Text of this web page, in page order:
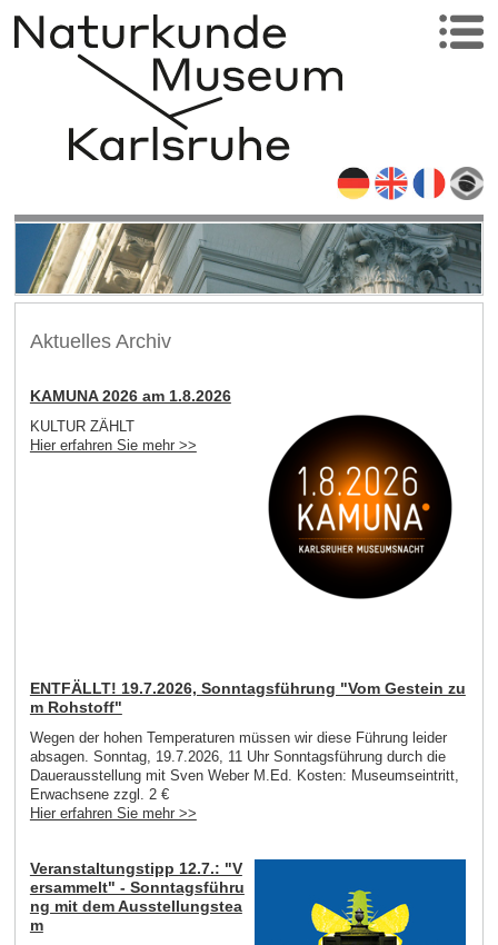
Aktuelles Archiv
KAMUNA 2026 am 1.8.2026
KULTUR ZÄHLT
Hier erfahren Sie mehr >>
ENTFÄLLT! 19.7.2026, Sonntagsführung "Vom Gestein zu
m Rohstoff"
Wegen der hohen Temperaturen müssen wir diese Führung leider
absagen. Sonntag, 19.7.2026, 11 Uhr Sonntagsführung durch die
Dauerausstellung mit Sven Weber M.Ed. Kosten: Museumseintritt,
Erwachsene zzgl. 2 €
Hier erfahren Sie mehr >>
Veranstaltungstipp 12.7.: "V
ersammelt" - Sonntagsführu
ng mit dem Ausstellungstea
m